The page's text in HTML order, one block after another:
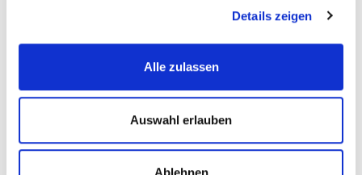
Details zeigen
Alle zulassen
Auswahl erlauben